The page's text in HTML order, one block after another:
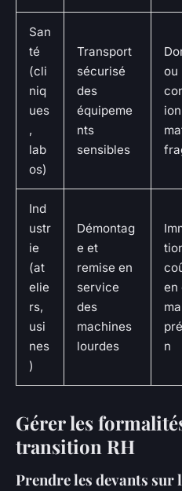
San
té
(cli
niq
ues
,
lab
os)
Transport
sécurisé
des
équipeme
nts
sensibles
ou
Ind
ustr
ie
(at
elie
rs,
usi
nes
)
Démontag
e et
remise en
service
des
machines
lourdes
en
n
Gérer les
transition RH
Prendre les devants